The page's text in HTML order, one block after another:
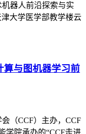
器人前沿探索与实
大学医学部教学楼云
算与图机器学习前
（CCF）主办，CCF